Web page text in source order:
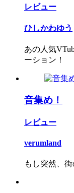
レビュー
ひしかわゆう
あの人気
ーション！
音集め！
レビュー
verumland
もし突然、